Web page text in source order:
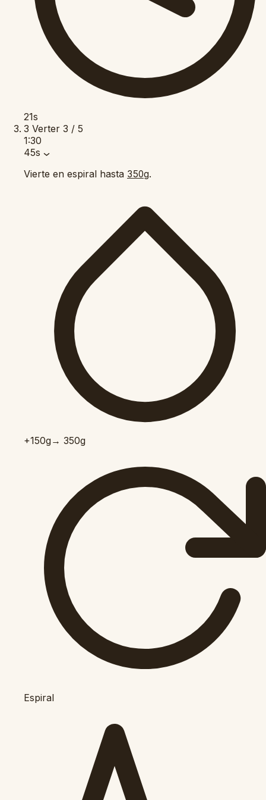
21s
3 Verter 3 / 5
1:30
45s
Vierte en espiral hasta 350g.
+150g→ 350g
Espiral